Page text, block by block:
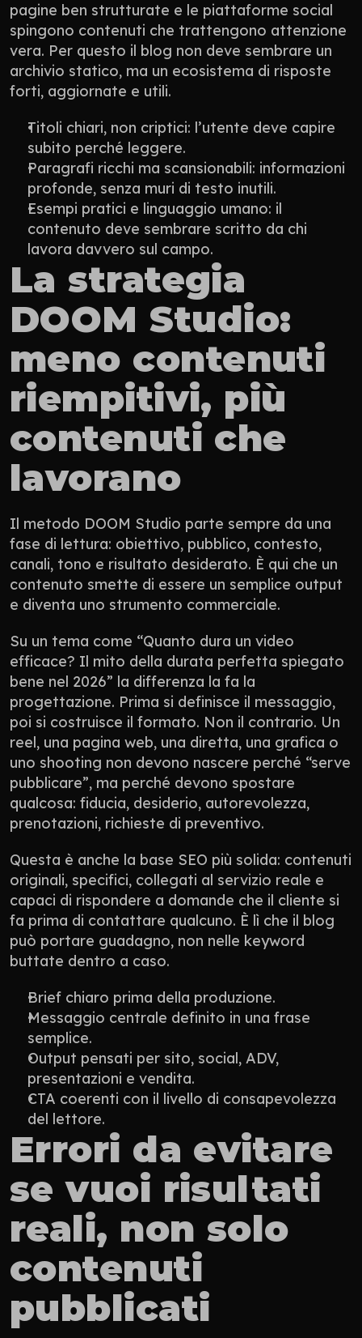
pagine ben strutturate e le piattaforme social
spingono contenuti che trattengono attenzione
vera. Per questo il blog non deve sembrare un
archivio statico, ma un ecosistema di risposte
forti, aggiornate e utili.
Titoli chiari, non criptici: l’utente deve capire
subito perché leggere.
Paragrafi ricchi ma scansionabili: informazioni
profonde, senza muri di testo inutili.
Esempi pratici e linguaggio umano: il
contenuto deve sembrare scritto da chi
lavora davvero sul campo.
La strategia
DOOM Studio:
meno contenuti
riempitivi, più
contenuti che
lavorano
Il metodo DOOM Studio parte sempre da una
fase di lettura: obiettivo, pubblico, contesto,
canali, tono e risultato desiderato. È qui che un
contenuto smette di essere un semplice output
e diventa uno strumento commerciale.
Su un tema come “Quanto dura un video
efficace? Il mito della durata perfetta spiegato
bene nel 2026” la differenza la fa la
progettazione. Prima si definisce il messaggio,
poi si costruisce il formato. Non il contrario. Un
reel, una pagina web, una diretta, una grafica o
uno shooting non devono nascere perché “serve
pubblicare”, ma perché devono spostare
qualcosa: fiducia, desiderio, autorevolezza,
prenotazioni, richieste di preventivo.
Questa è anche la base SEO più solida: contenuti
originali, specifici, collegati al servizio reale e
capaci di rispondere a domande che il cliente si
fa prima di contattare qualcuno. È lì che il blog
può portare guadagno, non nelle keyword
buttate dentro a caso.
Brief chiaro prima della produzione.
Messaggio centrale definito in una frase
semplice.
Output pensati per sito, social, ADV,
presentazioni e vendita.
CTA coerenti con il livello di consapevolezza
del lettore.
Errori da evitare
se vuoi risultati
reali, non solo
contenuti
pubblicati